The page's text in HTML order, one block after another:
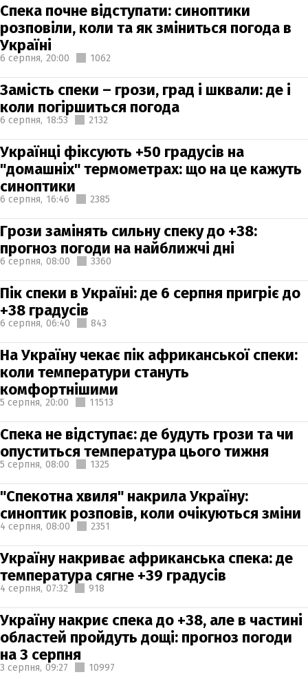
Спека почне відступати: синоптики
розповіли, коли та як зміниться погода в
Україні
6 серпня, 20:00 1062
Замість спеки – грози, град і шквали: де і
коли погіршиться погода
6 серпня, 18:53 2132
Українці фіксують +50 градусів на
"домашніх" термометрах: що на це кажуть
синоптики
6 серпня, 16:46 2385
Грози замінять сильну спеку до +38:
прогноз погоди на найближчі дні
6 серпня, 08:00 3360
Пік спеки в Україні: де 6 серпня пригріє до
+38 градусів
6 серпня, 06:40 843
На Україну чекає пік африканської спеки:
коли температури стануть
комфортнішими
5 серпня, 20:00 11513
Спека не відступає: де будуть грози та чи
опуститься температура цього тижня
5 серпня, 08:00 1325
"Спекотна хвиля" накрила Україну:
синоптик розповів, коли очікуються зміни
4 серпня, 08:00 2351
Україну накриває африканська спека: де
температура сягне +39 градусів
4 серпня, 07:32 918
Україну накриє спека до +38, але в частині
областей пройдуть дощі: прогноз погоди
на 3 серпня
3 серпня, 09:27 10997